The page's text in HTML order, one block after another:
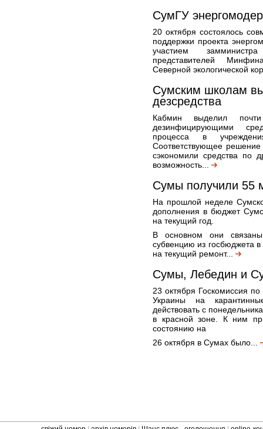
СумГУ
20 октября состоялось
поддержки проекта
участием
представителей
Северной экологической
Сумским школам
дезсредства
Кабмин выделил
дезинфицирующими
процесса в
Соответствующее
сэкономили средства по
возможность...
Сумы получили 55
На прошлой неделе
дополнения в бюджет
на текущий год.
В основном они
субвенцию из госбюджета
на текущий ремонт...
Сумы, Лебедин и
23 октября Госкомиссия
Украины на
действовать с
в красной зоне. К ним
состоянию на
26 октября в Сумах было...